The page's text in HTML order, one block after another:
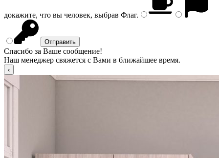
докажите, что вы человек, выбрав Флаг.
Спасибо за Ваше сообщение!
Наш менеджер свяжется с Вами в ближайшее время.